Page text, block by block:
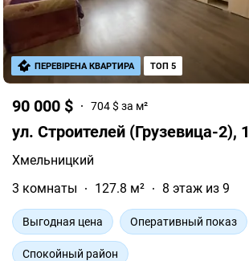
90 000 $ 704 $ за м²
ул. Строителей (Грузевица-2), 1
Хмельницкий
3 комнаты
127.8 м² 8 этаж из 9
Выгодная цена Оперативный показ
Спокойный район
ПЕРЕВІРЕНА КВАРТИРА ТОП 5